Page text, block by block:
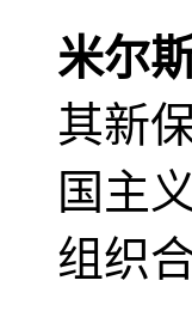
米尔
其新
国主
组织